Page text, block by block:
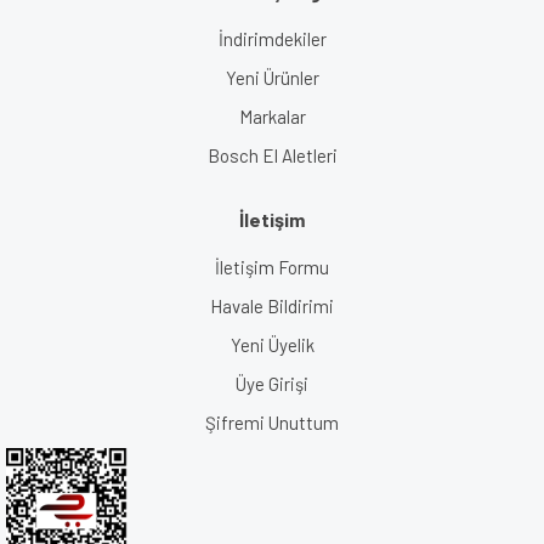
İndirimdekiler
Yeni Ürünler
Markalar
Bosch El Aletleri
İletişim
İletişim Formu
Havale Bildirimi
Yeni Üyelik
Üye Girişi
Şifremi Unuttum